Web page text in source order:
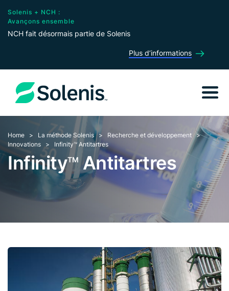
Solenis + NCH :
Avançons ensemble
NCH fait désormais partie de Solenis
Plus d’informations
Home La méthode Solenis
Recherche et développement
Innovations
InfinityTM Antitartres
InfinityTM Antitartres